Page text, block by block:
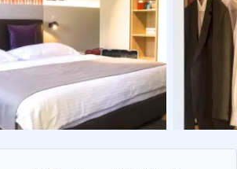
vom